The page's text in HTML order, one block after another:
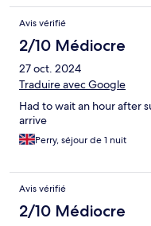
Avis vérifié
2/10 Médiocre
27 oct. 2024
Traduire avec Google
Had to wait an hour after
arrive
Perry, séjour de 1 nuit
Avis vérifié
2/10 Médiocre